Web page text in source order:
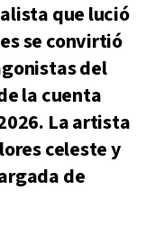
que lució
se convirtió
del
la cuenta
La artista
celeste y
de